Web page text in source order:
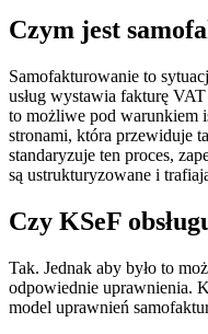
Czym jest
Samofakturowanie to
usług wystawia fakturę
to możliwe pod warunkiem
stronami, która przewiduje
standaryzuje ten proces,
są ustrukturyzowane i
Czy KSeF
Tak. Jednak aby było to
odpowiednie uprawnienia.
model uprawnień